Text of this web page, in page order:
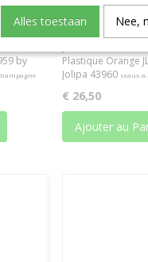
by
Plastique Orange
Jolipa 43960 seaux-
€ 26,50
Ajouter au
Alles toestaan Nee,